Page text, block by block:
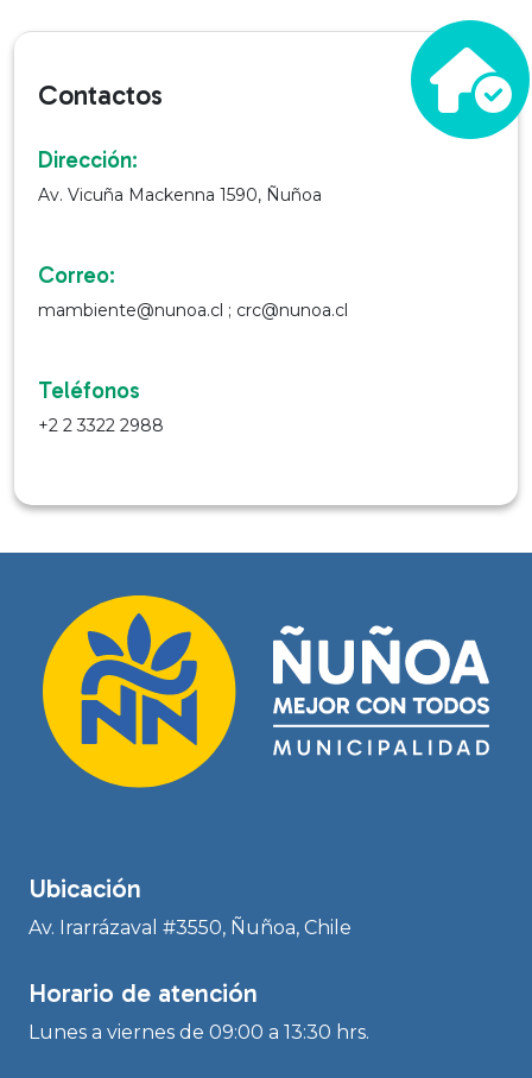
Contactos
Dirección:
Av. Vicuña Mackenna 1590, Ñuñoa
Correo:
mambiente@nunoa.cl ; crc@nunoa.cl
Teléfonos
+2 2 3322 2988
Ubicación
Av. Irarrázaval #3550, Ñuñoa, Chile
Horario de atención
Lunes a viernes de 09:00 a 13:30 hrs.